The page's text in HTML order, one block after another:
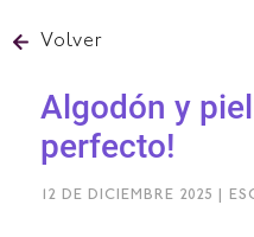
Volver
Algodón y
perfecto!
12 DE DICIEMBRE 2025 |